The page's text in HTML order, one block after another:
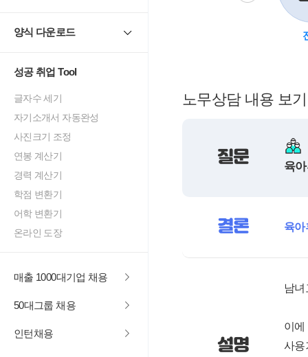
양식 다운로드
성공 취업 Tool
글자수 세기
자기소개서 자동완성
사진크기 조정
연봉 계산기
경력 계산기
학점 변환기
어학 변환기
온라인 도장
매출 1000대기업 채용
50대그룹 채용
인턴채용
비정규직 모성보호
노무상담 내용 보기
질문 육
결론 육아
설명
남
이에
사용